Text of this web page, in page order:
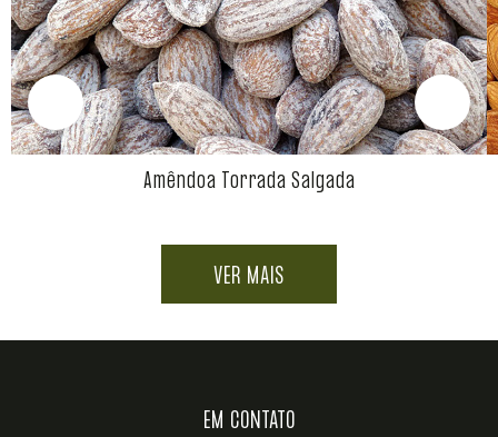
Amêndoa Torrada Salgada
VER MAIS
EM CONTATO